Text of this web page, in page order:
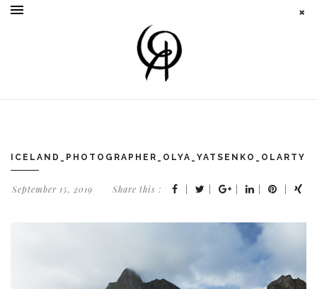
September 15, 2019 Share this :